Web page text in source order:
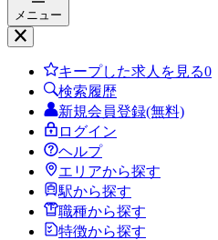
メニュー
キープした求人を見る0
検索履歴
新規会員登録(無料)
ログイン
ヘルプ
エリアから探す
駅から探す
職種から探す
特徴から探す